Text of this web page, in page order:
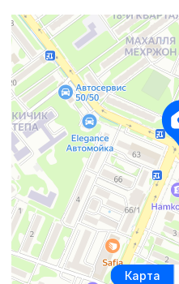
Карта